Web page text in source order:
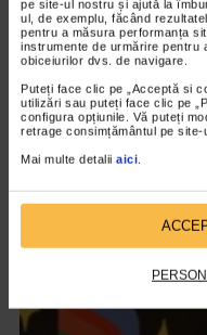
pe site-ul nostru și ajută la
ul, de exemplu, făcând
pentru a măsura performanța
instrumente de urmărire pentru
obiceiurilor dvs. de navigare.
Puteți face clic pe „Acceptă si
utilizări sau puteți face clic pe
configura opțiunile. Vă puteți
retrage consimțământul pe site-
Mai multe detalii aici
ARTELE SPECTACOLULUI
PREMIERA
12.600 vizualizari